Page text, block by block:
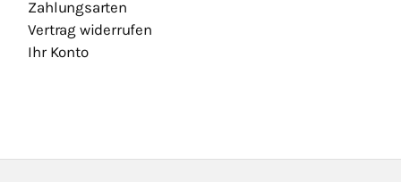
Zahlungsarten
Vertrag widerrufen
Ihr Konto